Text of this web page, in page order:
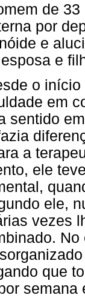
de
por
e
e
o
em
sentido
a
ele
ele,
vezes
que